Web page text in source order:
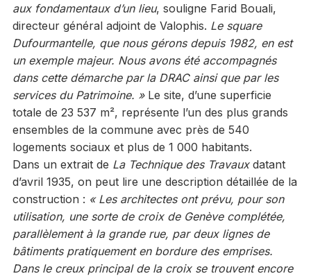
aux fondamentaux d’un lieu, souligne Farid Bouali,
directeur général adjoint de Valophis. Le square
Dufourmantelle, que nous gérons depuis 1982, en est
un exemple majeur. Nous avons été accompagnés
dans cette démarche par la DRAC ainsi que par les
services du Patrimoine. » Le site, d’une superficie
totale de 23 537 m², représente l’un des plus grands
ensembles de la commune avec près de 540
logements sociaux et plus de 1 000 habitants.
Dans un extrait de La Technique des Travauxdatant
d’avril 1935, on peut lire une description détaillée de la
construction : « Les architectes ont prévu, pour son
utilisation, une sorte de croix de Genève complétée,
parallèlement à la grande rue, par deux lignes de
bâtiments pratiquement en bordure des emprises.
Dans le creux principal de la croix se trouvent encore